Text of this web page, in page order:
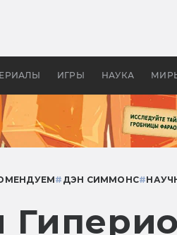
ИГРЫ НАУКА
апокалипсис, в
# ДЭН СИММОНС#